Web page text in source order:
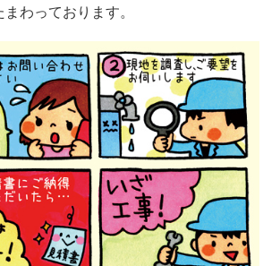
まわっております。